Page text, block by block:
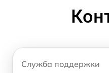
Служба поддержки